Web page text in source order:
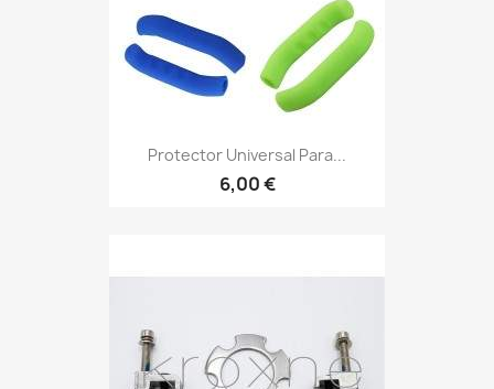
Protector Universal Para...
6,00 €